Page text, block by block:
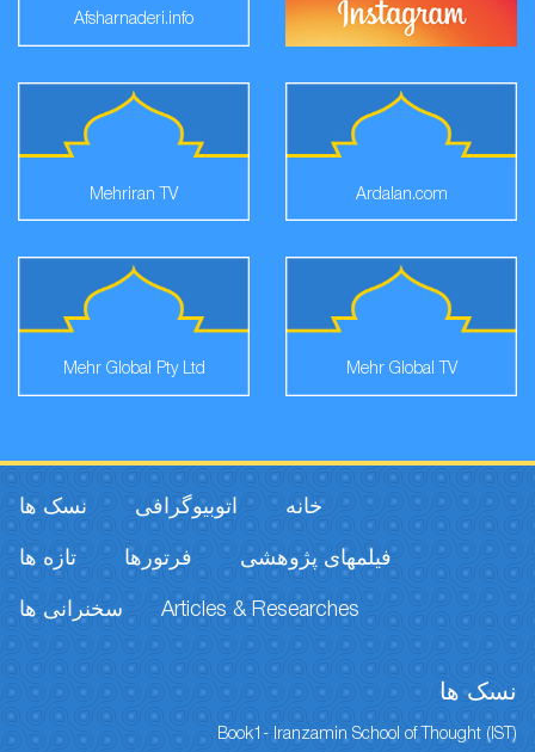
Afsharnaderi.info
Ardalan.com
Mehriran TV
Mehr Global TV
Mehr Global Pty Ltd
خانه اتوبیوگرافی نسک ها
فیلمهای پژوهشی فرتورها تازه ها
Articles & Researches سخنرانی ها
نسک ها
Book1- Iranzamin School of Thought (IST)